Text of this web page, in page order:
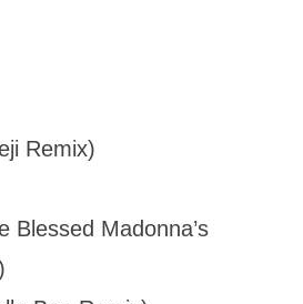
Remix)
Blessed Madonna’s